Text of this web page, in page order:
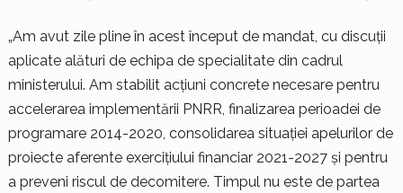
„Am avut zile pline în acest început de mandat, cu discuții
aplicate alături de echipa de specialitate din cadrul
ministerului. Am stabilit acțiuni concrete necesare pentru
accelerarea implementării PNRR, finalizarea perioadei de
programare 2014-2020, consolidarea situației apelurilor de
proiecte aferente exercițiului financiar 2021-2027 și pentru
a preveni riscul de decomitere. Timpul nu este de partea